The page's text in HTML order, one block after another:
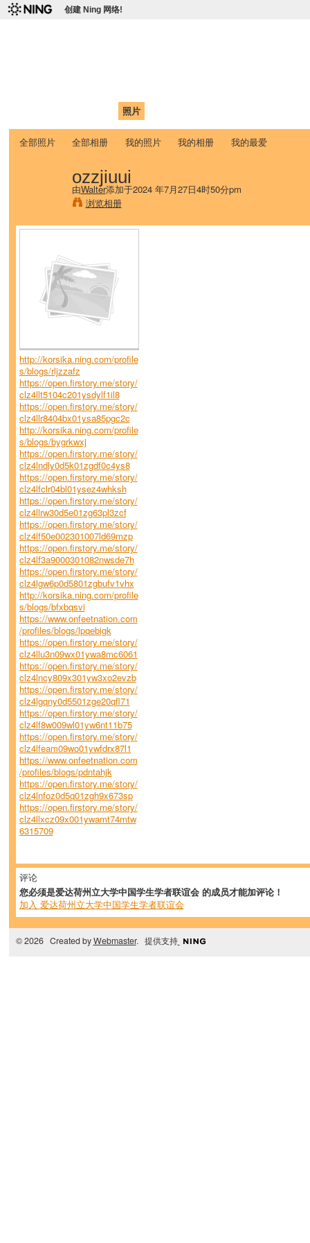
创建 Ning 网络!
照片
全部照片 全部相册 我的照片 我的相册 我的最爱
ozzjiuui
由Walter添加于2024 年7月27日4时50分pm
浏览相册
http://korsika.ning.com/profile
s/blogs/rljzzafz
https://open.firstory.me/story/
clz4llt5104c201ysdylf1il8
https://open.firstory.me/story/
clz4llr8404bx01ysa85pgc2c
http://korsika.ning.com/profile
s/blogs/bygrkwxj
https://open.firstory.me/story/
clz4lndly0d5k01zgdf0c4ys8
https://open.firstory.me/story/
clz4lfclr04bl01ysez4whksh
https://open.firstory.me/story/
clz4llrw30d5e01zg63pl3zcf
https://open.firstory.me/story/
clz4lf50e002301007ld69mzp
https://open.firstory.me/story/
clz4lf3a9000301082nwsde7h
https://open.firstory.me/story/
clz4lgw6p0d5801zgbufv1vhx
http://korsika.ning.com/profile
s/blogs/bfxbqsvi
https://www.onfeetnation.com
/profiles/blogs/lpqebigk
https://open.firstory.me/story/
clz4llu3n09wx01ywa8mc6061
https://open.firstory.me/story/
clz4lncy809x301yw3xo2evzb
https://open.firstory.me/story/
clz4lgqny0d5501zge20qfl71
https://open.firstory.me/story/
clz4lf8w009wl01yw6nt11b75
https://open.firstory.me/story/
clz4lfeam09wo01ywfdrx87l1
https://www.onfeetnation.com
/profiles/blogs/pdntahjk
https://open.firstory.me/story/
clz4lnfoz0d5q01zgh9x673sp
https://open.firstory.me/story/
clz4llxcz09x001ywamt74mtw
6315709
评论
您必须是爱达荷州立大学中国学生学者联谊会 的成员才能加评论！
加入 爱达荷州立大学中国学生学者联谊会
© 2026 Created byWebmaster. 提供支持